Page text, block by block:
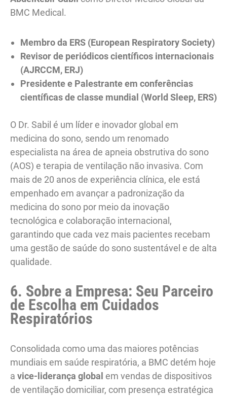
BMC Medical.
Membro da ERS (European Respiratory Society)
Revisor de periódicos científicos internacionais
(AJRCCM, ERJ)
Presidente e Palestrante em conferências
científicas de classe mundial (World Sleep, ERS)
O Dr. Sabil é um líder e inovador global em
medicina do sono, sendo um renomado
especialista na área de apneia obstrutiva do sono
(AOS) e terapia de ventilação não invasiva. Com
mais de 20 anos de experiência clínica, ele está
empenhado em avançar a padronização da
medicina do sono por meio da inovação
tecnológica e colaboração internacional,
garantindo que cada vez mais pacientes recebam
uma gestão de saúde do sono sustentável e de alta
qualidade.
6. Sobre a Empresa: Seu Parceiro
de Escolha em Cuidados
Respiratórios
Consolidada como uma das maiores potências
mundiais em saúde respiratória, a BMC detém hoje
a vice-liderança global em vendas de dispositivos
de ventilação domiciliar, com presença estratégica